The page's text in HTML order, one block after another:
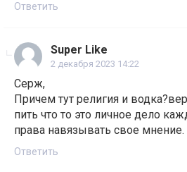
Ответить
Super Like
2 декабря 2023 14:22
Серж,
Причем тут религия и
пить что то это личное дело
права навязывать свое мнение.
Ответить